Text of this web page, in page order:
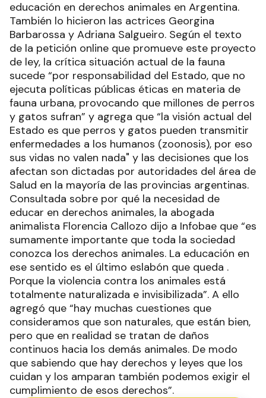
educación en derechos animales en Argentina.
También lo hicieron las actrices Georgina
Barbarossa y Adriana Salgueiro. Según el texto
de la petición online que promueve este proyecto
de ley, la crítica situación actual de la fauna
sucede “por responsabilidad del Estado, que no
ejecuta políticas públicas éticas en materia de
fauna urbana, provocando que millones de perros
y gatos sufran” y agrega que “la visión actual del
Estado es que perros y gatos pueden transmitir
enfermedades a los humanos (zoonosis), por eso
sus vidas no valen nada" y las decisiones que los
afectan son dictadas por autoridades del área de
Salud en la mayoría de las provincias argentinas.
Consultada sobre por qué la necesidad de
educar en derechos animales, la abogada
animalista Florencia Callozo dijo a Infobae que “es
sumamente importante que toda la sociedad
conozca los derechos animales. La educación en
ese sentido es el último eslabón que queda .
Porque la violencia contra los animales está
totalmente naturalizada e invisibilizada”. A ello
agregó que “hay muchas cuestiones que
consideramos que son naturales, que están bien,
pero que en realidad se tratan de daños
continuos hacia los demás animales. De modo
que sabiendo que hay derechos y leyes que los
cuidan y los amparan también podemos exigir el
cumplimiento de esos derechos”.